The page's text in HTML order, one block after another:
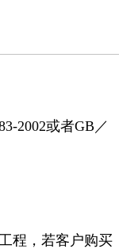
2002或者GB／
程，若客户购买